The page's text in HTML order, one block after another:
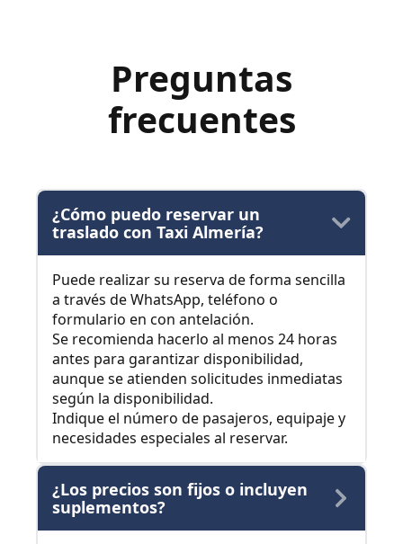
Preguntas
frecuentes
¿Cómo puedo reservar un
traslado con Taxi Almería?
Puede realizar su reserva de forma sencilla
a través de WhatsApp, teléfono o
formulario en con antelación.
Se recomienda hacerlo al menos 24 horas
antes para garantizar disponibilidad,
aunque se atienden solicitudes inmediatas
según la disponibilidad.
Indique el número de pasajeros, equipaje y
necesidades especiales al reservar.
¿Los precios son fijos o incluyen
suplementos?